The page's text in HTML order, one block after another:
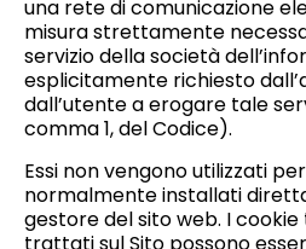
una rete di comunicazione
misura strettamente
servizio della società
esplicitamente richiesto
dall’utente a erogare tale
comma 1, del Codice).
Essi non vengono utilizzati
normalmente installati
gestore del sito web. I
trattati sul Sito possono